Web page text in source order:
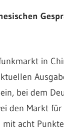
in
bei dem
den Markt für
mit acht